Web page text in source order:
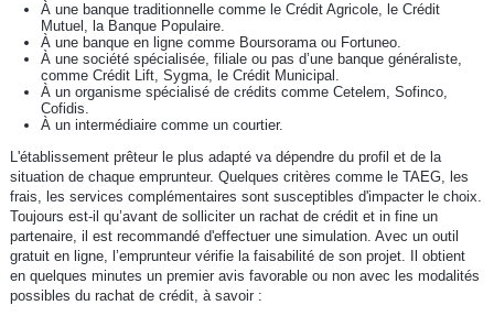
À une banque traditionnelle comme le Crédit Agricole, le Crédit
Mutuel, la Banque Populaire.
À une banque en ligne comme Boursorama ou Fortuneo.
À une société spécialisée, filiale ou pas d’une banque généraliste,
comme Crédit Lift, Sygma, le Crédit Municipal.
À un organisme spécialisé de crédits comme Cetelem, Sofinco,
Cofidis.
À un intermédiaire comme un courtier.
L'établissement prêteur le plus adapté va dépendre du profil et de la
situation de chaque emprunteur. Quelques critères comme le TAEG, les
frais, les services complémentaires sont susceptibles d'impacter le choix.
Toujours est-il qu’avant de solliciter un rachat de crédit et in fine un
partenaire, il est recommandé d'effectuer une simulation. Avec un outil
gratuit en ligne, l’emprunteur vérifie la faisabilité de son projet. Il obtient
en quelques minutes un premier avis favorable ou non avec les modalités
possibles du rachat de crédit, à savoir :